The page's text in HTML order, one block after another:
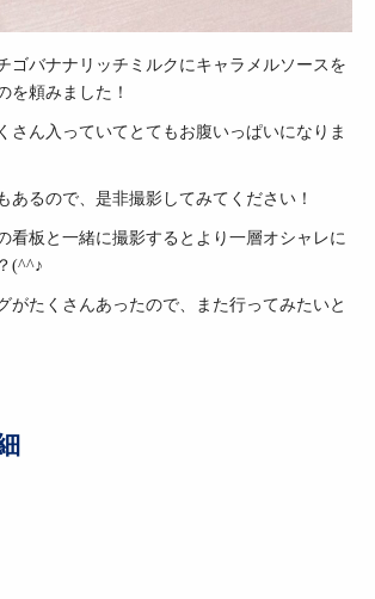
ゴバナナリッチミルクにキャラメルソースを
を頼みました！
さん入っていてとてもお腹いっぱいになりま
あるので、是非撮影してみてください！
看板と一緒に撮影するとより一層オシャレに
(^^♪
がたくさんあったので、また行ってみたいと